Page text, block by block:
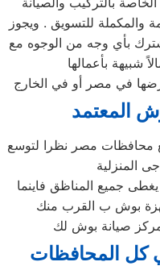
والمكملة للتسويق . ويجوز
بأي وجه من الوجوه مع
شبيهة بأعمالها
المعتمد
محافظات مصر نظرا لتوسع
المنزلية
جميع المناظق فاينما
صيانة بوش لك
كل المحافظات